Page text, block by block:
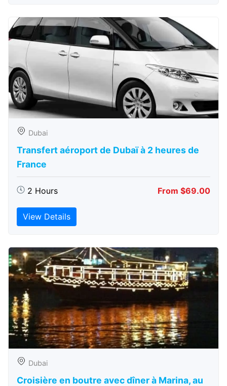
Dubai
Transfert aéroport de Dubaï à 2 heures de
France
2 Hours From $69.00
View Details
Dubai
Croisière en boutre avec dîner à Marina, au